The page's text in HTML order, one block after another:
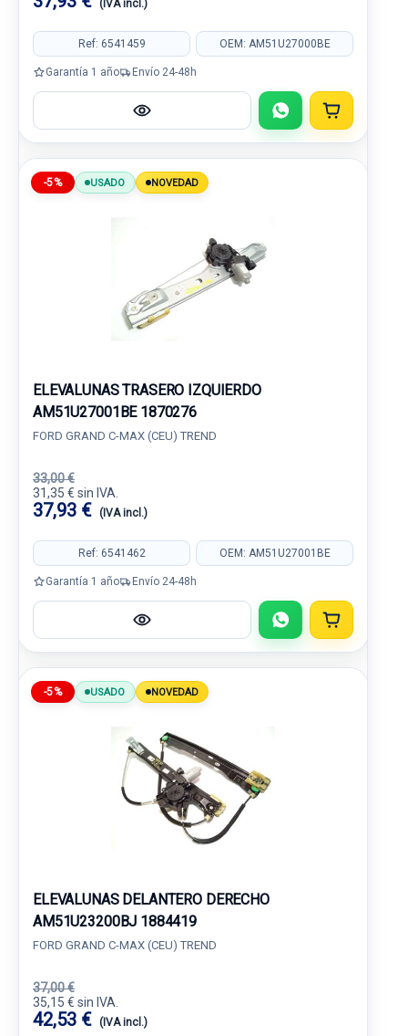
(IVA incl.)
Ref: 6541459 OEM: AM51U27000BE
Garantía 1 año Envío 24-48h
-5% USADO NOVEDAD
ELEVALUNAS TRASERO IZQUIERDO
AM51U27001BE 1870276
FORD GRAND C-MAX (CEU) TREND
33,00 €
31,35 € sin IVA.
37,93 € (IVA incl.)
Ref: 6541462 OEM: AM51U27001BE
Garantía 1 año Envío 24-48h
-5% USADO NOVEDAD
ELEVALUNAS DELANTERO DERECHO
AM51U23200BJ 1884419
FORD GRAND C-MAX (CEU) TREND
37,00 €
35,15 € sin IVA.
42,53 € (IVA incl.)